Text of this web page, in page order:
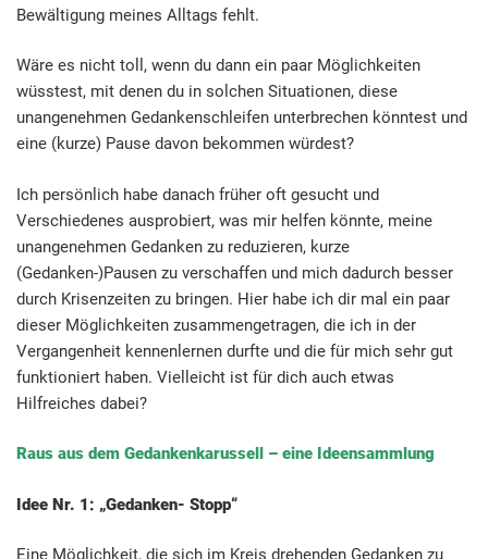
Bewältigung meines Alltags fehlt.
Wäre es nicht toll, wenn du dann ein paar Möglichkeiten
wüsstest, mit denen du in solchen Situationen, diese
unangenehmen Gedankenschleifen unterbrechen könntest und
eine (kurze) Pause davon bekommen würdest?
Ich persönlich habe danach früher oft gesucht und
Verschiedenes ausprobiert, was mir helfen könnte, meine
unangenehmen Gedanken zu reduzieren, kurze
(Gedanken-)Pausen zu verschaffen und mich dadurch besser
durch Krisenzeiten zu bringen. Hier habe ich dir mal ein paar
dieser Möglichkeiten zusammengetragen, die ich in der
Vergangenheit kennenlernen durfte und die für mich sehr gut
funktioniert haben. Vielleicht ist für dich auch etwas
Hilfreiches dabei?
Raus aus dem Gedankenkarussell – eine Ideensammlung
Idee Nr. 1: „Gedanken- Stopp“